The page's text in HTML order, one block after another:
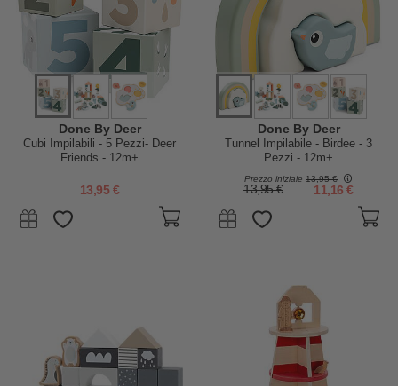
Done By Deer
Cubi Impilabili - 5 Pezzi- Deer
Friends - 12m+
13,95 €
Done By Deer
Tunnel Impilabile - Birdee - 3
Pezzi - 12m+
Prezzo iniziale 13,95 €
13,95 € 11,16 €